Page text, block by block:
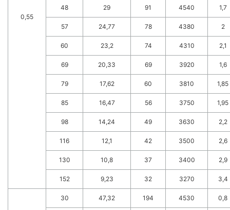
0,55
48 29 91 4540 1,7
57 24,77 78 4380 2
60 23,2 74 4310 2,1
69 20,33 69 3920 1,6
79 17,62 60 3810 1,85
85 16,47 56 3750 1,95
98 14,24 49 3630 2,2
116 12,1 42 3500 2,6
130 10,8 37 3400 2,9
152 9,23 32 3270 3,4
30 47,32 194 4530 0,8